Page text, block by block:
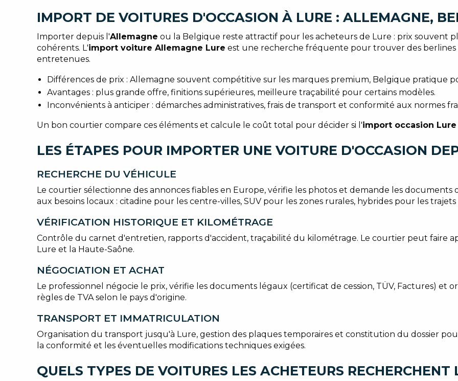
IMPORT DE VOITURES D'OCCASION À LURE : ALLEMAGNE,
Importer depuis l'Allemagne ou la Belgique reste attractif pour les acheteurs de Lure : prix souvent
cohérents. L'import voiture Allemagne Lure est une recherche fréquente pour trouver des berlines
entretenues.
Différences de prix : Allemagne souvent compétitive sur les marques premium, Belgique pratique
Avantages : plus grande offre, finitions supérieures, meilleure traçabilité pour certains modèles.
Inconvénients à anticiper : démarches administratives, frais de transport et conformité aux normes
Un bon courtier compare ces éléments et calcule le coût total pour décider si l'import occasion Lure
LES ÉTAPES POUR IMPORTER UNE VOITURE D'OCCASION
RECHERCHE DU VÉHICULE
Le courtier sélectionne des annonces fiables en Europe, vérifie les photos et demande les documents
aux besoins locaux : citadine pour les centre-villes, SUV pour les zones rurales, hybrides pour les trajets
VÉRIFICATION HISTORIQUE ET KILOMÉTRAGE
Contrôle du carnet d'entretien, rapports d'accident, traçabilité du kilométrage. Le courtier peut faire
Lure et la Haute-Saône.
NÉGOCIATION ET ACHAT
Le professionnel négocie le prix, vérifie les documents légaux (certificat de cession, TÜV, Factures) et
règles de TVA selon le pays d'origine.
TRANSPORT ET IMMATRICULATION
Organisation du transport jusqu'à Lure, gestion des plaques temporaires et constitution du dossier
la conformité et les éventuelles modifications techniques exigées.
QUELS TYPES DE VOITURES LES ACHETEURS RECHERCHENT